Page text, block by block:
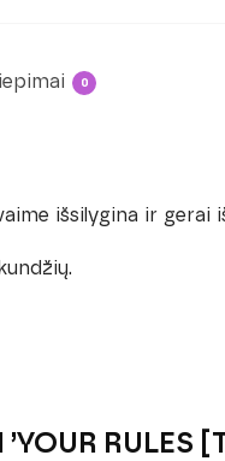
0
išsilygina ir gerai
RULES